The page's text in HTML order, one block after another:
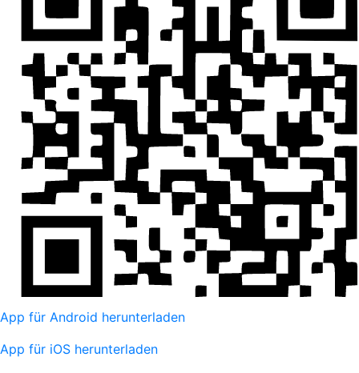
App für Android herunterladen
App für iOS herunterladen